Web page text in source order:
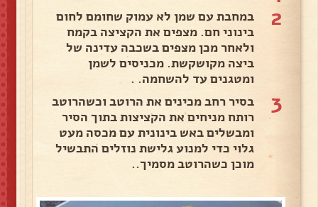
2
במחבת עם שמן לא עמוק שחומם לחום
בינוני חם. מצפים את הקציצה בקמח
ולאחר מכן מצפים בשכבה עדינה של
ביצה מקושקשת. מכניסים לשמן
ומטגנים עד להשחמה. .
3
בסיר רחב מכינים את הרוטב וכשהרוטב
רותח מניחים את הקציצות בתוך הסיר
ומבשלים באש בינונית עם מכסה מעט
גלוי כדי למנוע גלישת נוזלים התבשיל
מוכן כשהרוטב מסמיך..